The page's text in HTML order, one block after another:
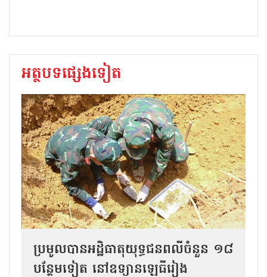
អត្ថបទផ្សេងទៀត
ប្រមូលបានអដ្ឋិធាតុយុទ្ធជនពលីចំនួន ១៨
បន្ថែមទៀត នៅឧទ្យានឡេធីរៀង